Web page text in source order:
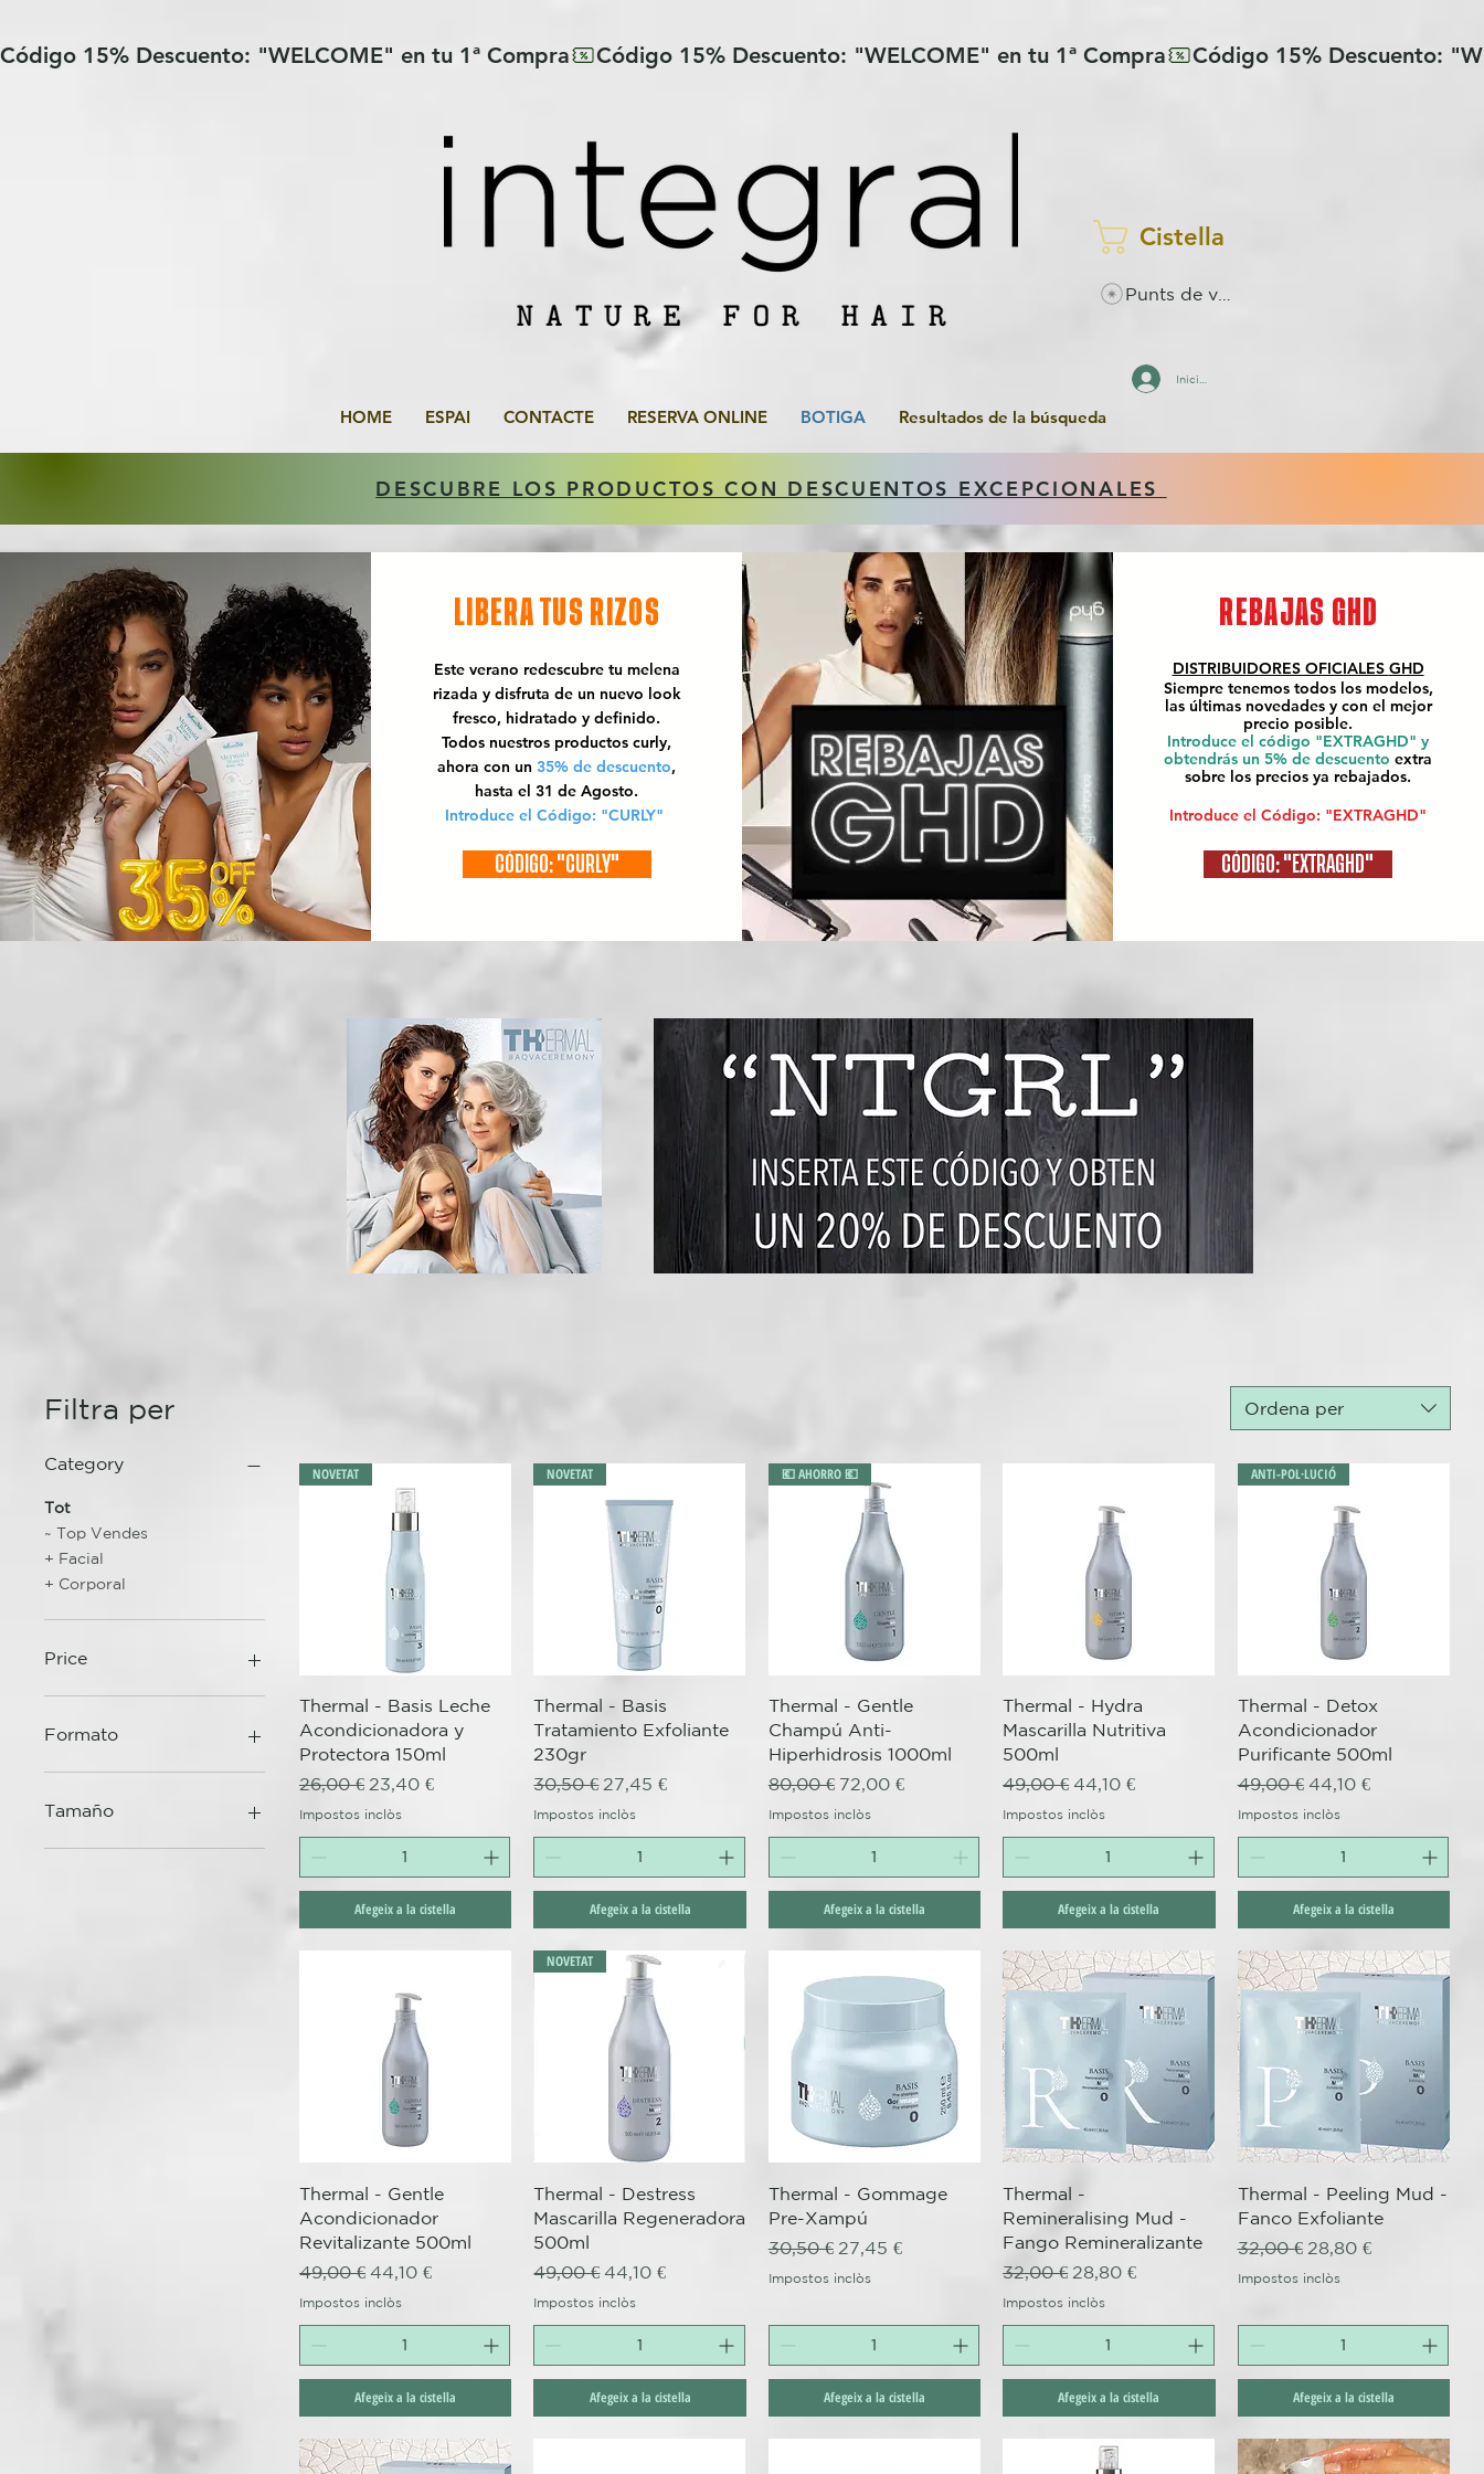
Código 15% Descuento: "WELCOME" en tu 1ª Compra
Cistella
Inicia la sessió
HOME ESPAI CONTACTE RESERVA ONLINE BOTIGA Resultados de la búsqueda
DESCUBRE LOS PRODUCTOS CON DESCUENTOS EXCEPCIONALES
LIBERA TUS RIZOS
Este verano redescubre tu melena
rizada y disfruta de un nuevo look
fresco, hidratado y definido.
Todos nuestros productos curly,
ahora con un 35% de descuento,
hasta el 31 de Agosto.
Introduce el Código: "CURLY"
CÓDIGO: "CURLY"
REBAJAS GHD
DISTRIBUIDORES OFICIALES GHD
Siempre tenemos todos los modelos,
las últimas novedades y con el mejor
precio posible.
Introduce el código "EXTRAGHD" y
obtendrás un 5% de descuento extra
sobre los precios ya rebajados.
Introduce el Código: "EXTRAGHD"
CÓDIGO: "EXTRAGHD"
Filtra per
Category
Tot
~ Top Vendes
+ Facial
+ Corporal
Price
22 €
Formato
Ampollas 6x12ml
Spray 100ml
Tamaño
100 ml
Ordena per
Visualització ràpida
NOVETAT
Thermal - Basis Leche
Acondicionadora y
Protectora 150ml
Preu normal
26,00 € Preu d'oferta
23,40 €
Impostos inclòs
Afegeix a la cistella
Visualització ràpida
NOVETAT
Thermal - Basis
Tratamiento Exfoliante
230gr
Preu normal
30,50 € Preu d'oferta
27,45 €
Impostos inclòs
Afegeix a la cistella
Visualització ràpida
💶 AHORRO 💶
Thermal - Gentle
Champú Anti-
Hiperhidrosis 1000ml
Preu normal
80,00 € Preu d'oferta
72,00 €
Impostos inclòs
Afegeix a la cistella
Visualització ràpida
Thermal - Hydra
Mascarilla Nutritiva
500ml
Preu normal
49,00 € Preu d'oferta
44,10 €
Impostos inclòs
Afegeix a la cistella
Visualització ràpida
ANTI-POL·LUCIÓ
Thermal - Detox
Acondicionador
Purificante 500ml
Preu normal
49,00 € Preu d'oferta
44,10 €
Impostos inclòs
Afegeix a la cistella
Visualització ràpida
Thermal - Gentle
Acondicionador
Revitalizante 500ml
Preu normal
49,00 € Preu d'oferta
44,10 €
Impostos inclòs
Afegeix a la cistella
Visualització ràpida
NOVETAT
Thermal - Destress
Mascarilla Regeneradora
500ml
Preu normal
49,00 € Preu d'oferta
44,10 €
Impostos inclòs
Afegeix a la cistella
Visualització ràpida
Thermal - Gommage
Pre-Xampú
Preu normal
30,50 € Preu d'oferta
27,45 €
Impostos inclòs
Afegeix a la cistella
Visualització ràpida
Thermal -
Remineralising Mud -
Fango Remineralizante
Preu normal
32,00 € Preu d'oferta
28,80 €
Impostos inclòs
Afegeix a la cistella
Visualització ràpida
Thermal - Peeling Mud -
Fanco Exfoliante
Preu normal
32,00 € Preu d'oferta
28,80 €
Impostos inclòs
Afegeix a la cistella